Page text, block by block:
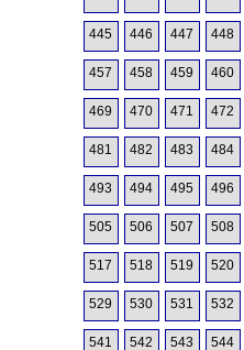
445 446 447 448
457 458 459 460
469 470 471 472
481 482 483 484
493 494 495 496
505 506 507 508
517 518 519 520
529 530 531 532
541 542 543 544